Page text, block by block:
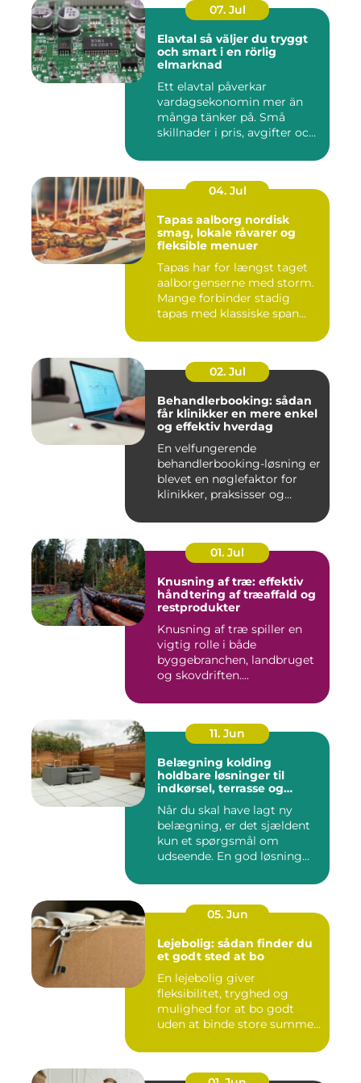
07. Jul
Elavtal så väljer du tryggt
och smart i en rörlig
elmarknad
Ett elavtal påverkar
vardagsekonomin mer än
många tänker på. Små
skillnader i pris, avgifter och
04. Jul
Tapas aalborg nordisk
smag, lokale råvarer og
fleksible menuer
Tapas har for længst taget
aalborgenserne med storm.
Mange forbinder stadig
tapas med klassiske span...
02. Jul
Behandlerbooking: sådan
får klinikker en mere enkel
og effektiv hverdag
En velfungerende
behandlerbooking-løsning er
blevet en nøglefaktor for
klinikker, praksisser og
01. Jul
Knusning af træ: effektiv
håndtering af træaffald og
restprodukter
Knusning af træ spiller en
vigtig rolle i både
byggebranchen, landbruget
og skovdriften....
11. Jun
Belægning kolding
holdbare løsninger til
indkørsel, terrasse og
Når du skal have lagt ny
belægning, er det sjældent
kun et spørgsmål om
udseende. En god løsning
05. Jun
Lejebolig: sådan finder du
et godt sted at bo
En lejebolig giver
fleksibilitet, tryghed og
mulighed for at bo godt
uden at binde store summer